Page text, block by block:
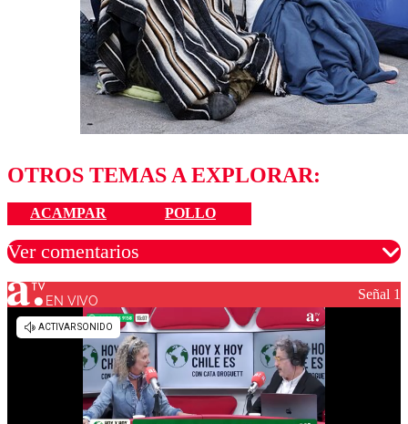
OTROS TEMAS A EXPLORAR:
ACAMPAR POLLO
Ver comentarios
Los comentarios son moderados para garantizar un
diálogo respetuoso.
EN VIVO Señal 1